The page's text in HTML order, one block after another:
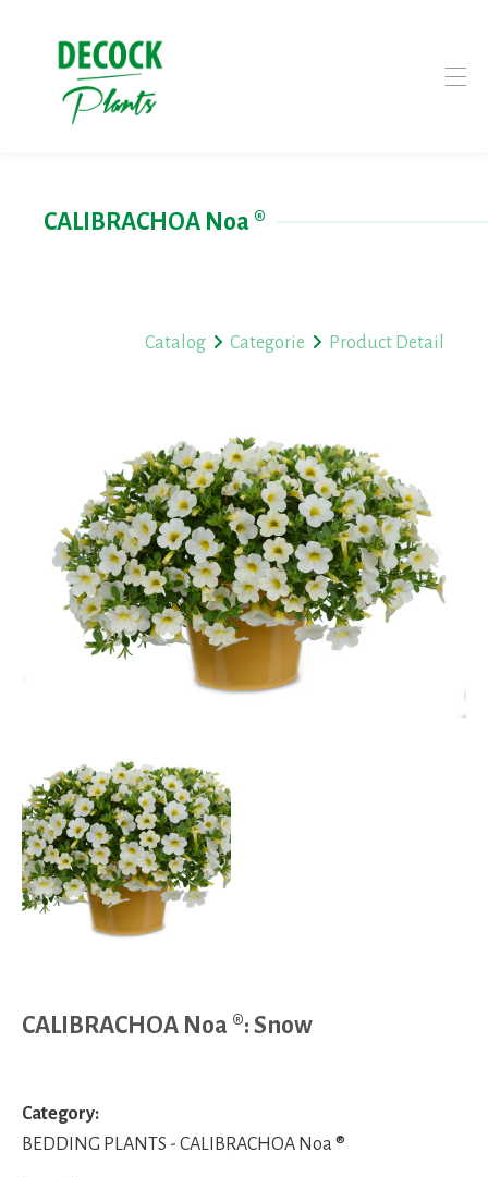
CALIBRACHOA Noa ®
Catalog Categorie Product Detail
CALIBRACHOA Noa ®: Snow
Category:
BEDDING PLANTS - CALIBRACHOA Noa ®